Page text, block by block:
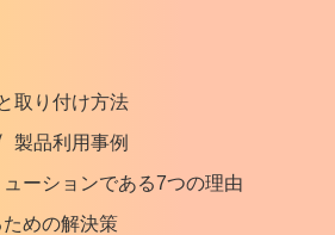
取り付け方法
製品利用事例
ーションである7つの理由
めの解決策